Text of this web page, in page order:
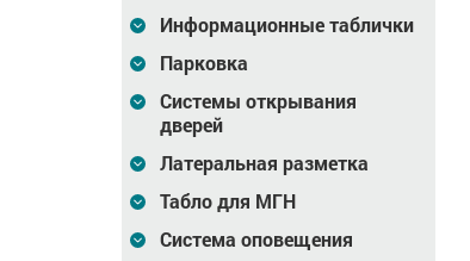
Информационные таблички
Парковка
Системы открывания
дверей
Латеральная разметка
Табло для МГН
Система оповещения